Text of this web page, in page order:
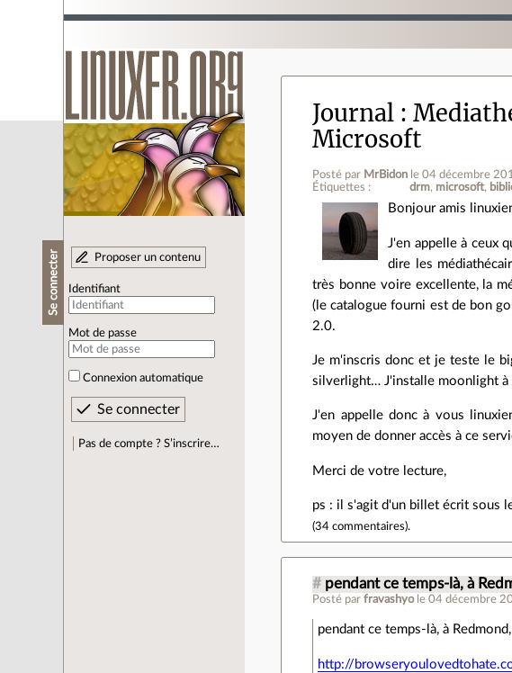
Se connecter Proposer un contenu
Identifiant
Mot de passe
Connexion automatique
Pas de compte ? S’inscrire…
Journal
Microsoft
Posté par MrBidon le 04 décembre
Étiquettes :
drm microsoft
Bonjour amis
J'en appelle à ceux
dire les
très bonne voire excellente, la
(le catalogue fourni est de bon
2.0.
Je m'inscris donc et je teste le
silverlight… J'installe moonlight à
J'en appelle donc à vous
moyen de donner accès à ce
Merci de votre lecture,
ps : il s'agit d'un billet écrit sous
(34 commentaires).
# pendant ce temps-là, à
Posté parfravashyo le 04 décembre
pendant ce temps-là, à
http://